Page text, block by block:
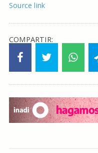
Source link
COMPARTIR: